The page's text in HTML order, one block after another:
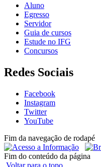
Aluno
Egresso
Servidor
Guia de cursos
Estude no IFG
Concursos
Redes Sociais
Facebook
Instagram
Twitter
YouTube
Fim da navegação de rodapé
Fim do conteúdo da página
Voltar para o topo